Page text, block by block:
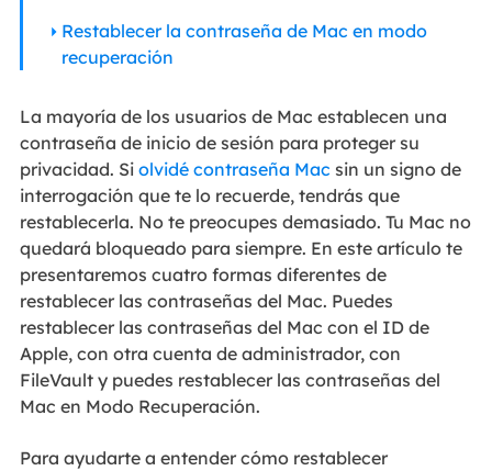
Restablecer la contraseña de Mac en modo
recuperación
La mayoría de los usuarios de Mac establecen una
contraseña de inicio de sesión para proteger su
privacidad. Si olvidé contraseña Mac sin un signo de
interrogación que te lo recuerde, tendrás que
restablecerla. No te preocupes demasiado. Tu Mac no
quedará bloqueado para siempre. En este artículo te
presentaremos cuatro formas diferentes de
restablecer las contraseñas del Mac. Puedes
restablecer las contraseñas del Mac con el ID de
Apple, con otra cuenta de administrador, con
FileVault y puedes restablecer las contraseñas del
Mac en Modo Recuperación.
Para ayudarte a entender cómo restablecer